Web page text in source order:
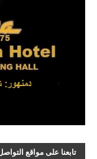
تابعنا على مواقع